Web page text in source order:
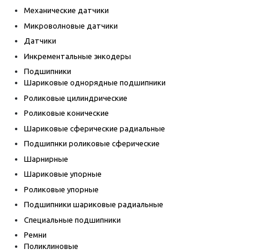
Механические датчики
Микроволновые датчики
Датчики
Инкрементальные энкодеры
Подшипники
Шариковые однорядные подшипники
Роликовые цилиндрические
Роликовые конические
Шариковые сферические радиальные
Подшипнки роликовые сферические
Шарнирные
Шариковые упорные
Роликовые упорные
Подшипники шариковые радиальные
Специальные подшипники
Ремни
Поликлиновые